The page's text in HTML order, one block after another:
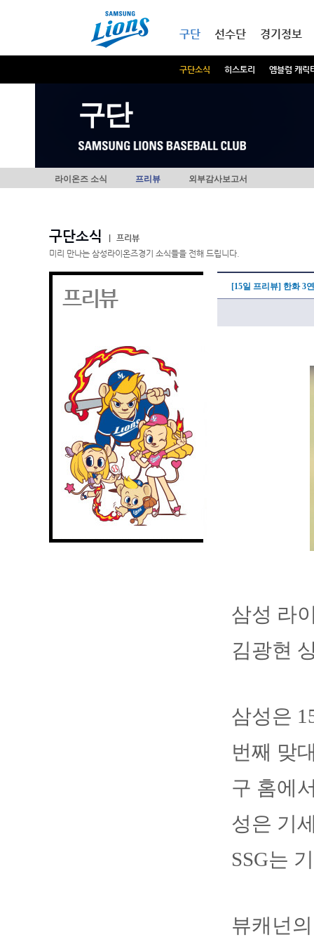
구단
구단소식 히스토리 엠블럼 캐릭
선수단 경기정보
구단
라이온즈 소식 프리뷰 외부감사보고서
구단소식
프리뷰
미리 만나는 삼성라이온즈경기 소식들을 전해 드립니다.
프리뷰 [15일 프리뷰] 한화 3
삼성 라
김광현
삼성은
번째 맞
구 홈에
성은 기
SSG는
뷰캐넌